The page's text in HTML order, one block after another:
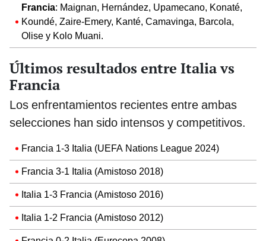
Francia: Maignan, Hernández, Upamecano, Konaté,
Koundé, Zaire-Emery, Kanté, Camavinga, Barcola,
Olise y Kolo Muani.
Últimos resultados entre Italia vs
Francia
Los enfrentamientos recientes entre ambas
selecciones han sido intensos y competitivos.
Francia 1-3 Italia (UEFA Nations League 2024)
Francia 3-1 Italia (Amistoso 2018)
Italia 1-3 Francia (Amistoso 2016)
Italia 1-2 Francia (Amistoso 2012)